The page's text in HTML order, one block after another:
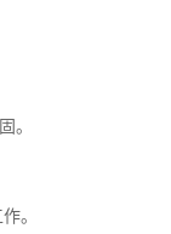
。
。